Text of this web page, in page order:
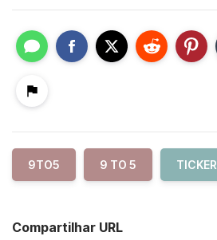
9TO5 9 TO 5
Compartilhar URL